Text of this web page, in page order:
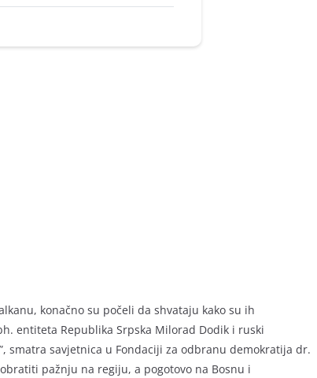
konačno su počeli da shvataju kako su ih
entiteta Republika Srpska Milorad Dodik i ruski
smatra savjetnica u Fondaciji za odbranu demokratija dr.
pažnju na regiju, a pogotovo na Bosnu i